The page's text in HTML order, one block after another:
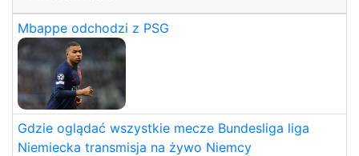
Mbappe odchodzi z PSG
Gdzie oglądać wszystkie mecze Bundesliga liga
Niemiecka transmisja na żywo Niemcy